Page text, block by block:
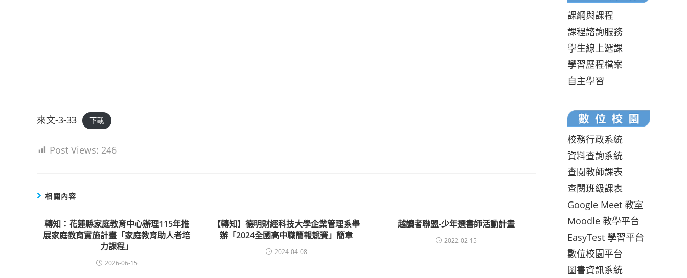
來文-3-33 下載
Post Views: 246
相關內容
轉知：花蓮縣家庭教育中心辦理115年推
展家庭教育實施計畫「家庭教育助人者培
力課程」
2026-06-15
【轉知】德明財經科技大學企業管理系舉
辦「2024全國高中職簡報競賽」簡章
2024-04-08
越讀者聯盟-少年選書師活動計畫
2022-02-15
課綱與課程
課程諮詢服務
學生線上選課
學習歷程檔案
自主學習
校務行政系統
資料查詢系統
查閱教師課表
查閱班級課表
Google Meet 教室
Moodle 教學平台
EasyTest 學習平台
數位校園平台
圖書資訊系統